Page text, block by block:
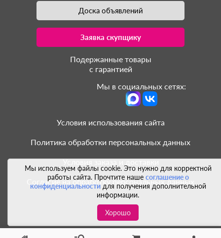
Мы используем файлы cookie. Это нужно для корректной
работы сайта. Прочтите наше соглашение о
конфиденциальностидля получения дополнительной
информации.
Хорошо
Доска объявлений
Заявка скупщику
Подержанные товары
с гарантией
Мы в социальных сетях:
Условия использования сайта
Политика обработки персональных данных
Условия заказа и доставки
Согласие на обработку персональных данных